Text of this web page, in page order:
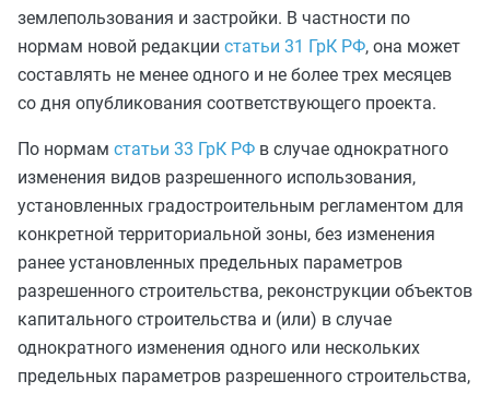
землепользования и застройки. В частности по
нормам новой редакции статьи 31 ГрК РФ, она может
составлять не менее одного и не более трех месяцев
со дня опубликования соответствующего проекта.
По нормам статьи 33 ГрК РФ в случае однократного
изменения видов разрешенного использования,
установленных градостроительным регламентом для
конкретной территориальной зоны, без изменения
ранее установленных предельных параметров
разрешенного строительства, реконструкции объектов
капитального строительства и (или) в случае
однократного изменения одного или нескольких
предельных параметров разрешенного строительства,